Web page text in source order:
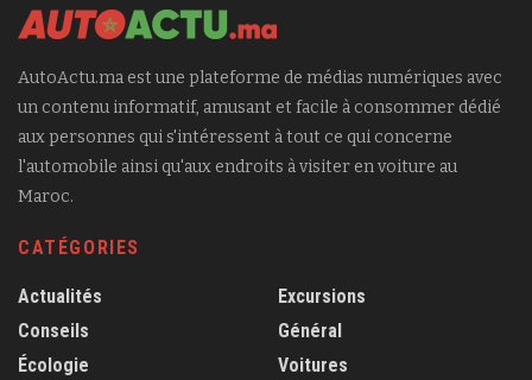
AutoActu.ma est une plateforme de médias numériques avec
un contenu informatif, amusant et facile à consommer dédié
aux personnes qui s'intéressent à tout ce qui concerne
l'automobile ainsi qu'aux endroits à visiter en voiture au
Maroc.
CATÉGORIES
Actualités
Conseils
Écologie
Excursions
Général
Voitures